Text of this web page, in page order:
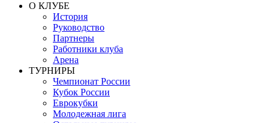
О КЛУБЕ
История
Руководство
Партнеры
Работники клуба
Арена
ТУРНИРЫ
Чемпионат России
Кубок России
Еврокубки
Молодежная лига